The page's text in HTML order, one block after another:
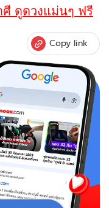
ศี ดูดวงแม่นๆ ฟรี
Copy link